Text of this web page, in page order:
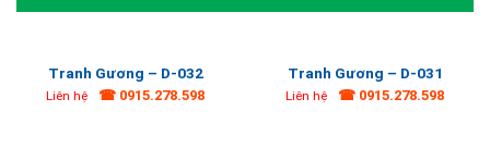
Tranh Gương – D-032
Liên hệ ☎ 0915.278.598
Tranh Gương – D-031
Liên hệ ☎ 0915.278.598